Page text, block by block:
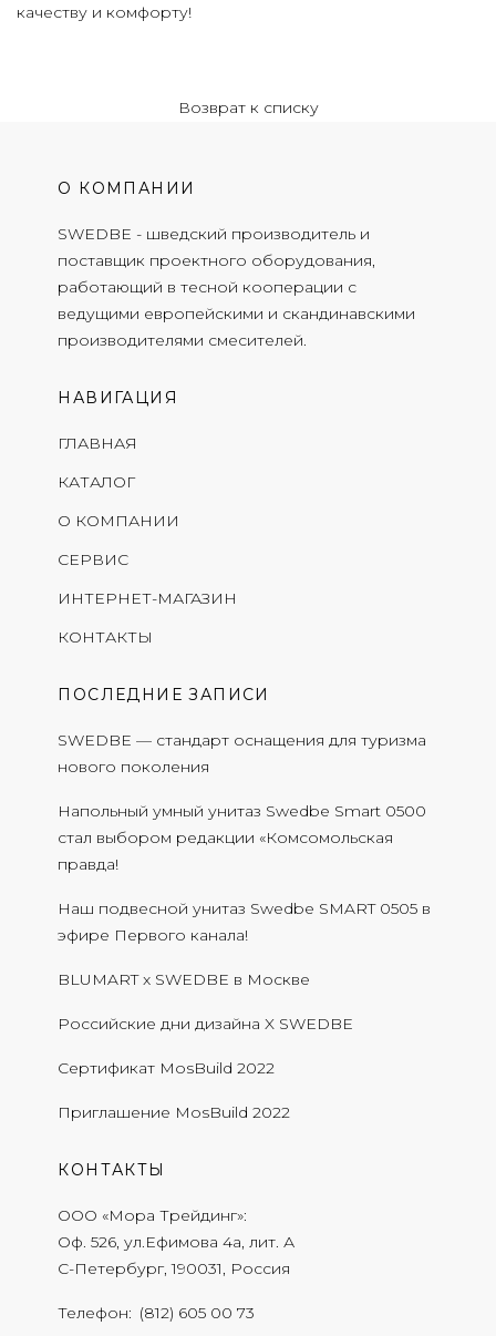
качеству и комфорту!
Возврат к списку
О КОМПАНИИ
SWEDBE - шведский производитель и
поставщик проектного оборудования,
работающий в тесной кооперации с
ведущими европейскими и скандинавскими
производителями смесителей.
НАВИГАЦИЯ
ГЛАВНАЯ
КАТАЛОГ
О КОМПАНИИ
СЕРВИС
ИНТЕРНЕТ-МАГАЗИН
КОНТАКТЫ
ПОСЛЕДНИЕ ЗАПИСИ
SWEDBE — стандарт оснащения для туризма
нового поколения
Напольный умный унитаз Swedbe Smart 0500
стал выбором редакции «Комсомольская
правда!
Наш подвесной унитаз Swedbe SMART 0505 в
эфире Первого канала!
BLUMART x SWEDBE в Москве
Российские дни дизайна X SWEDBE
Сертификат MosBuild 2022
Приглашение MosBuild 2022
КОНТАКТЫ
ООО «Мора Трейдинг»
Оф. 526, ул.Ефимова 4а, лит. А
С-Петербург, 190031, Россия
Телефон (812) 605 00 73